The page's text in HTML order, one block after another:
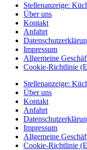
Stellenanzeige:
Über uns
Kontakt
Anfahrt
Impressum
Allgemeine
Cookie-Richtlinie
Stellenanzeige:
Über uns
Kontakt
Anfahrt
Impressum
Allgemeine
Cookie-Richtlinie